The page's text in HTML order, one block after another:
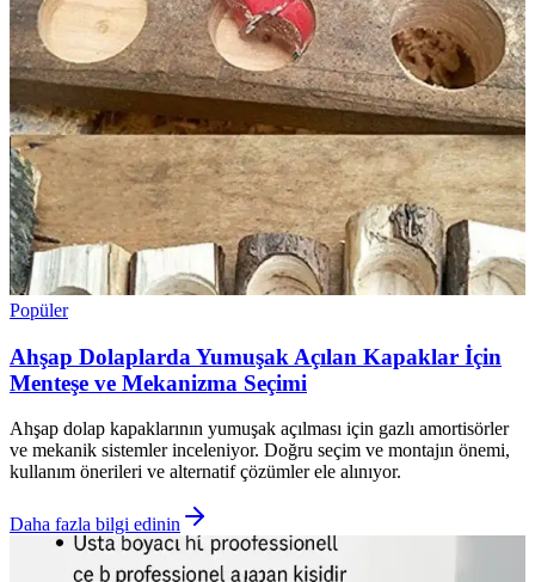
Popüler
Ahşap Dolaplarda Yumuşak Açılan Kapaklar İçin
Menteşe ve Mekanizma Seçimi
Ahşap dolap kapaklarının yumuşak açılması için gazlı amortisörler
ve mekanik sistemler inceleniyor. Doğru seçim ve montajın önemi,
kullanım önerileri ve alternatif çözümler ele alınıyor.
Daha fazla bilgi edinin